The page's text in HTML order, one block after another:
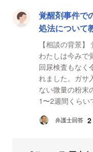
覚醒剤事件で
処法について
【相談の背景
わたしは今みで
回尿検査もなく
れました。ガサ
ない微量の粉末
1〜2週間くらい
能性はど...
弁護士回答 2